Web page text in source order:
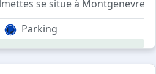
se situe à Montgenevre.
en rez de chaussée de la
avec un lit simple, un coin
fourni.
Parking